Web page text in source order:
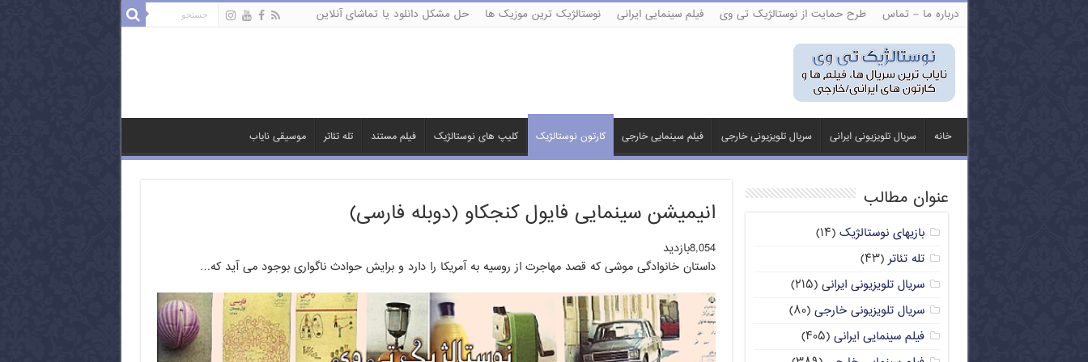
درباره ما – تماس طرح حمایت از نوستالژیک تی وی فیلم سینمایی ایرانی نوستالژیک ترین موزیک ها حل مشکل دانلود یا تماشای آنلاین
خانه سریال تلویزیونی ایرانی سریال تلویزیونی خارجی فیلم سینمایی خارجی کارتون نوستالژیک کلیپ های نوستالژیک فیلم مستند تله تئاتر موسیقی نایاب
انیمیشن سینمایی فایول کنجکاو (دوبله فارسی)
8,054بازدید
داستان خانوادگی موشی که قصد مهاجرت از روسیه به آمریکا را دارد و برایش حوادث ناگواری بوجود می آید که…
عنوان مطالب
بازیهای نوستالژیک (۱۴)
تله تئاتر(۴۳)
سریال تلویزیونی ایرانی (۲۱۵)
سریال تلویزیونی خارجی (۸۰)
فیلم سینمایی ایرانی (۴۰۵)